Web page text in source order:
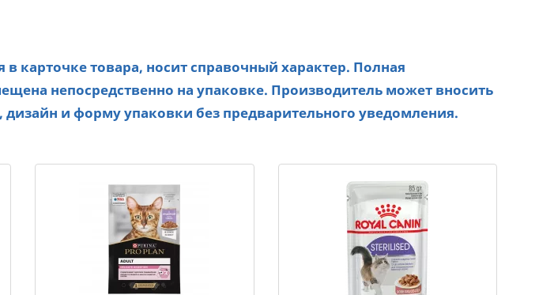
карточке товара, носит справочный характер. Полная
непосредственно на упаковке. Производитель может вносить
дизайн и форму упаковки без предварительного уведомления.